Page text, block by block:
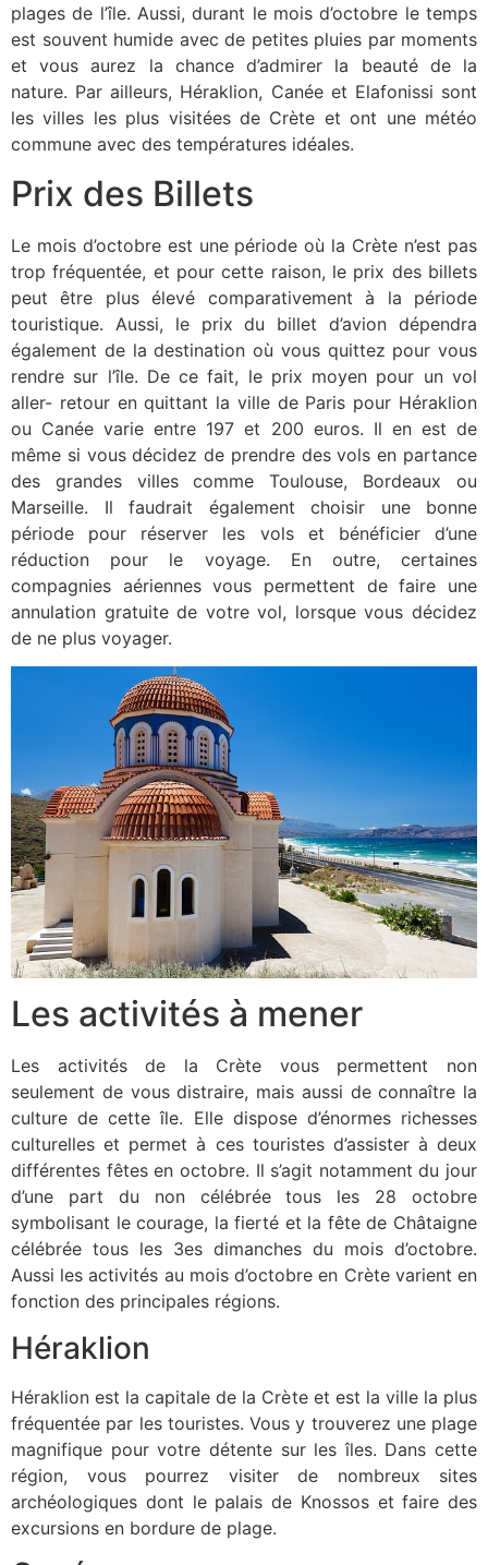
plages de l’île. Aussi, durant le mois d’octobre le temps
est souvent humide avec de petites pluies par moments
et vous aurez la chance d’admirer la beauté de la
nature. Par ailleurs, Héraklion, Canée et Elafonissi sont
les villes les plus visitées de Crète et ont une météo
commune avec des températures idéales.
Prix des Billets
Le mois d’octobre est une période où la Crète n’est pas
trop fréquentée, et pour cette raison, le prix des billets
peut être plus élevé comparativement à la période
touristique. Aussi, le prix du billet d’avion dépendra
également de la destination où vous quittez pour vous
rendre sur l’île. De ce fait, le prix moyen pour un vol
aller- retour en quittant la ville de Paris pour Héraklion
ou Canée varie entre 197 et 200 euros. Il en est de
même si vous décidez de prendre des vols en partance
des grandes villes comme Toulouse, Bordeaux ou
Marseille. Il faudrait également choisir une bonne
période pour réserver les vols et bénéficier d’une
réduction pour le voyage. En outre, certaines
compagnies aériennes vous permettent de faire une
annulation gratuite de votre vol, lorsque vous décidez
de ne plus voyager.
Les activités à mener
Les activités de la Crète vous permettent non
seulement de vous distraire, mais aussi de connaître la
culture de cette île. Elle dispose d’énormes richesses
culturelles et permet à ces touristes d’assister à deux
différentes fêtes en octobre. Il s’agit notamment du jour
d’une part du non célébrée tous les 28 octobre
symbolisant le courage, la fierté et la fête de Châtaigne
célébrée tous les 3es dimanches du mois d’octobre.
Aussi les activités au mois d’octobre en Crète varient en
fonction des principales régions.
Héraklion
Héraklion est la capitale de la Crète et est la ville la plus
fréquentée par les touristes. Vous y trouverez une plage
magnifique pour votre détente sur les îles. Dans cette
région, vous pourrez visiter de nombreux sites
archéologiques dont le palais de Knossos et faire des
excursions en bordure de plage.